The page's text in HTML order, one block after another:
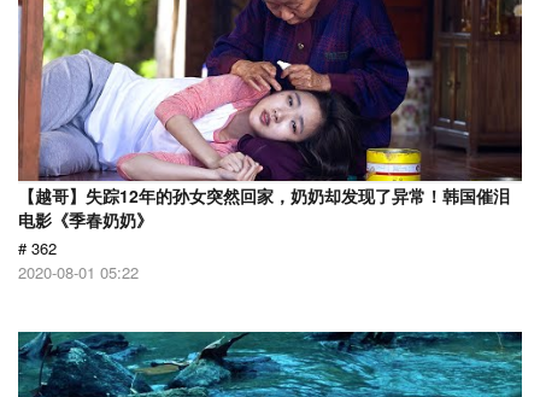
【越哥】失踪12年的孙女突然回家，奶奶却发现了异常！韩国催泪
电影《季春奶奶》
# 362
2020-08-01 05:22